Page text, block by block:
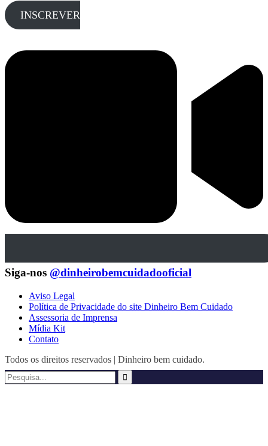
INSCREVER
Siga-nos @dinheirobemcuidadooficial
Aviso Legal
Política de Privacidade do site Dinheiro Bem Cuidado
Assessoria de Imprensa
Mídia Kit
Contato
Todos os direitos reservados | Dinheiro bem cuidado.